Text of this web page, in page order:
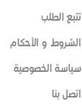
تتبع الطلب
الشروط و الأحكام
سياسة الخصوصية
اتصل بنا